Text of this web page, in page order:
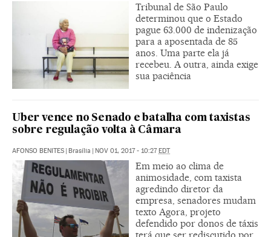
Tribunal de São Paulo
determinou que o Estado
pague 63.000 de indenização
para a aposentada de 85
anos. Uma parte ela já
recebeu. A outra, ainda exige
sua paciência
Uber vence no Senado e batalha com taxistas
sobre regulação volta à Câmara
AFONSO BENITES | Brasília | NOV 01, 2017 - 10:27EDT
Em meio ao clima de
animosidade, com taxista
agredindo diretor da
empresa, senadores mudam
texto Agora, projeto
defendido por donos de táxis
terá que ser rediscutido por